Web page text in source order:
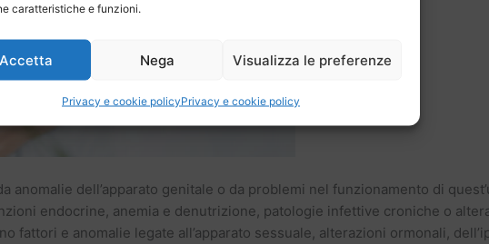
caratteristiche e funzioni.
Accetta Nega Visualizza le preferenze
Privacy e cookie policyPrivacy e cookie policy
anomalie dell’apparato genitale o da problemi nel funzionamento di
endocrine, anemia e denutrizione, patologie infettive croniche o
fattori e anomalie legate all’apparato sessuale, alterazioni ormonali,